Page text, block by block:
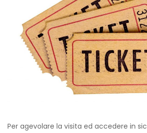
Per agevolare la visita ed accedere in